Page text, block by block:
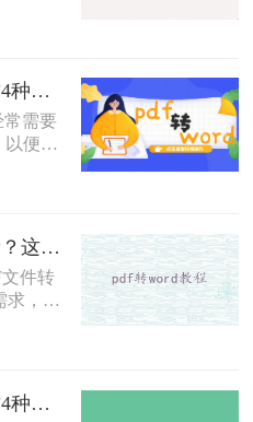
步处
？本
Word
pdf怎么转成word文档？这4种方法操作起来很简单！
需要
以便进
么
将介
的
怎么把pdf转换成word免费？这3个方法可以一试！
件转
求，尤
时。
呢？本
。
如何把pdf转换为word？这4种转换方法快来看！